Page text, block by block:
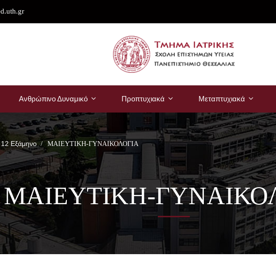
Ανθρώπινο Δυναμικό Προπτυχιακά Μεταπτυχιακά
Εξάμηνο ΜΑΙΕΥΤΙΚΗ-ΓΥΝΑΙΚΟΛΟΓΙΑ
ΜΑΙΕΥΤΙΚΗ-